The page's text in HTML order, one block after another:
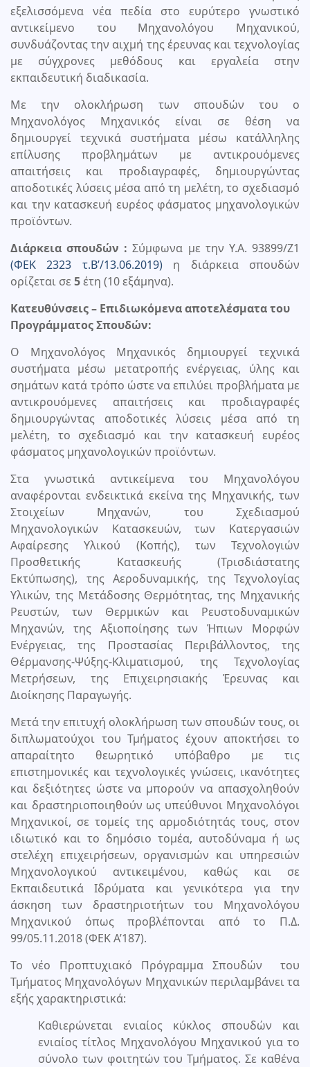
εξελισσόμενα νέα πεδία στο ευρύτερο γνωστικό
αντικείμενο του Μηχανολόγου Μηχανικού,
συνδυάζοντας την αιχμή της έρευνας και τεχνολογίας
με σύγχρονες μεθόδους και εργαλεία στην
εκπαιδευτική διαδικασία.
Με την ολοκλήρωση των σπουδών του ο
Μηχανολόγος Μηχανικός είναι σε θέση να
δημιουργεί τεχνικά συστήματα μέσω κατάλληλης
επίλυσης προβλημάτων με αντικρουόμενες
απαιτήσεις και προδιαγραφές, δημιουργώντας
αποδοτικές λύσεις μέσα από τη μελέτη, το σχεδιασμό
και την κατασκευή ευρέος φάσματος μηχανολογικών
προϊόντων.
Διάρκεια σπουδών :Σύμφωνα με την Υ.Α. 93899/Ζ1
(ΦΕΚ 2323 τ.Β’/13.06.2019)η διάρκεια σπουδών
ορίζεται σε 5έτη (10 εξάμηνα).
Κατευθύνσεις – Επιδιωκόμενα αποτελέσματα του
Προγράμματος Σπουδών:
Ο Μηχανολόγος Μηχανικός δημιουργεί τεχνικά
συστήματα μέσω μετατροπής ενέργειας, ύλης και
σημάτων κατά τρόπο ώστε να επιλύει προβλήματα με
αντικρουόμενες απαιτήσεις και προδιαγραφές
δημιουργώντας αποδοτικές λύσεις μέσα από τη
μελέτη, το σχεδιασμό και την κατασκευή ευρέος
φάσματος μηχανολογικών προϊόντων.
Στα γνωστικά αντικείμενα του Μηχανολόγου
αναφέρονται ενδεικτικά εκείνα της Μηχανικής, των
Στοιχείων Μηχανών, του Σχεδιασμού
Μηχανολογικών Κατασκευών, των Κατεργασιών
Αφαίρεσης Υλικού (Κοπής), των Τεχνολογιών
Προσθετικής Κατασκευής (Τρισδιάστατης
Εκτύπωσης), της Αεροδυναμικής, της Τεχνολογίας
Υλικών, της Μετάδοσης Θερμότητας, της Μηχανικής
Ρευστών, των Θερμικών και Ρευστοδυναμικών
Μηχανών, της Αξιοποίησης των Ήπιων Μορφών
Ενέργειας, της Προστασίας Περιβάλλοντος, της
Θέρμανσης-Ψύξης-Κλιματισμού, της Τεχνολογίας
Μετρήσεων, της Επιχειρησιακής Έρευνας και
Διοίκησης Παραγωγής.
Μετά την επιτυχή ολοκλήρωση των σπουδών τους, οι
διπλωματούχοι του Τμήματος έχουν αποκτήσει το
απαραίτητο θεωρητικό υπόβαθρο με τις
επιστημονικές και τεχνολογικές γνώσεις, ικανότητες
και δεξιότητες ώστε να μπορούν να απασχοληθούν
και δραστηριοποιηθούν ως υπεύθυνοι Μηχανολόγοι
Μηχανικοί, σε τομείς της αρμοδιότητάς τους, στον
ιδιωτικό και το δημόσιο τομέα, αυτοδύναμα ή ως
στελέχη επιχειρήσεων, οργανισμών και υπηρεσιών
Μηχανολογικού αντικειμένου, καθώς και σε
Εκπαιδευτικά Ιδρύματα και γενικότερα για την
άσκηση των δραστηριοτήτων του Μηχανολόγου
Μηχανικού όπως προβλέπονται από το Π.Δ.
99/05.11.2018 (ΦΕΚ Α’187).
Το νέο Προπτυχιακό Πρόγραμμα Σπουδών του
Τμήματος Μηχανολόγων Μηχανικών περιλαμβάνει τα
εξής χαρακτηριστικά:
Καθιερώνεται ενιαίος κύκλος σπουδών και
ενιαίος τίτλος Μηχανολόγου Μηχανικού για το
σύνολο των φοιτητών του Τμήματος. Σε καθένα